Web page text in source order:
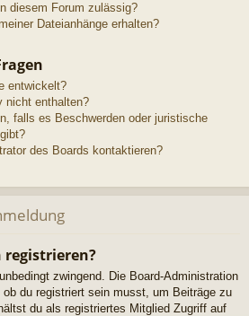
diesem Forum zulässig?
Dateianhänge erhalten?
entwickelt?
nicht enthalten?
falls es Beschwerden oder juristische
des Boards kontaktieren?
registrieren?
zwingend. Die Board-Administration
du registriert sein musst, um Beiträge zu
du als registriertes Mitglied Zugriff auf